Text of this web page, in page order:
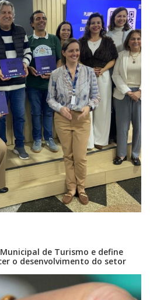
“Rock ao Piano” neste sábado
de Turismo e define
o desenvolvimento do setor